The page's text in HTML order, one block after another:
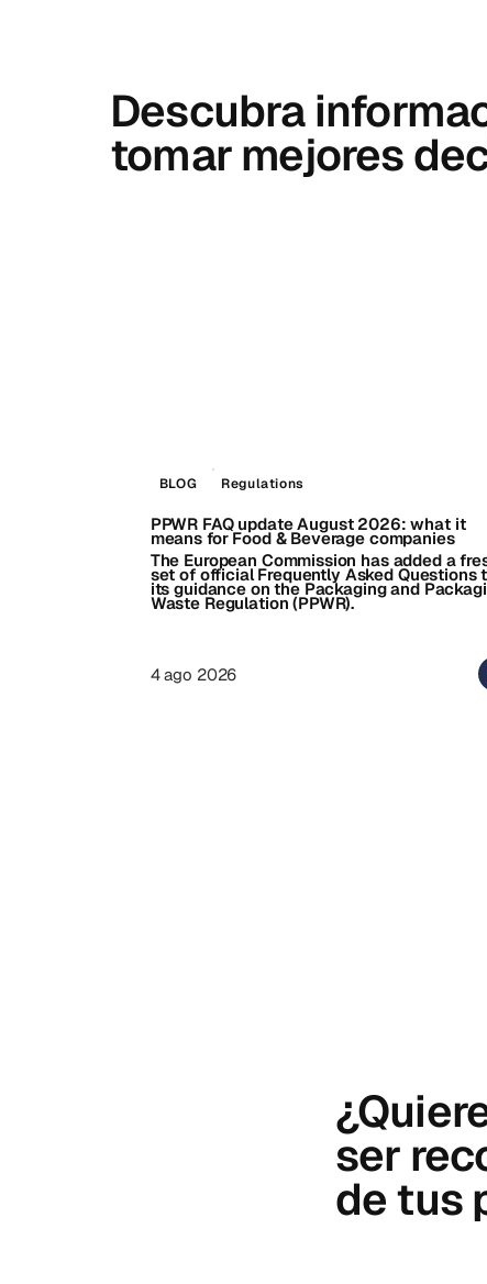
Descubra
tomar mejores
BLOG Regulations
PPWR FAQ update August 2026: what it
means for Food & Beverage companies
The European Commission has added a
set of official Frequently Asked Questions
its guidance on the Packaging and
Waste Regulation (PPWR).
4 ago 2026
ser
de tus